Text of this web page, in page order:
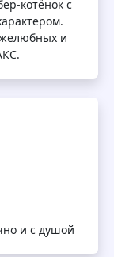
котёнок с
и
и с душой